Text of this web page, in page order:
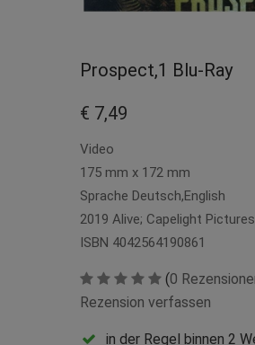
Prospect,1 Blu-Ray
€ 7,49
Video
175 mm x 172 mm
Sprache Deutsch,English
2019 Alive; Capelight Pictures
ISBN 4042564190861
(0
Rezension verfassen
in der Regel binnen 2